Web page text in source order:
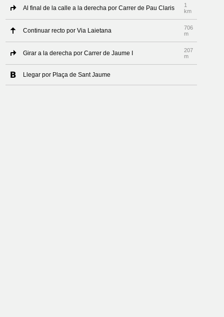
Al final de la calle a la derecha por Carrer de Pau Claris
1
km
Continuar recto por Via Laietana
706
m
Girar a la derecha por Carrer de Jaume I
207
m
Llegar por Plaça de Sant Jaume